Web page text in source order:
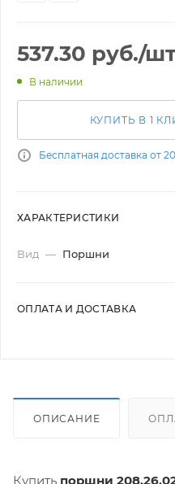
537.30 руб./
В наличии
КУПИТЬ В 1
Бесплатная доставка от
ХАРАКТЕРИСТИКИ
Вид — Поршни
ОПЛАТА И ДОСТАВКА
ОПИСАНИЕ
Купить поршни